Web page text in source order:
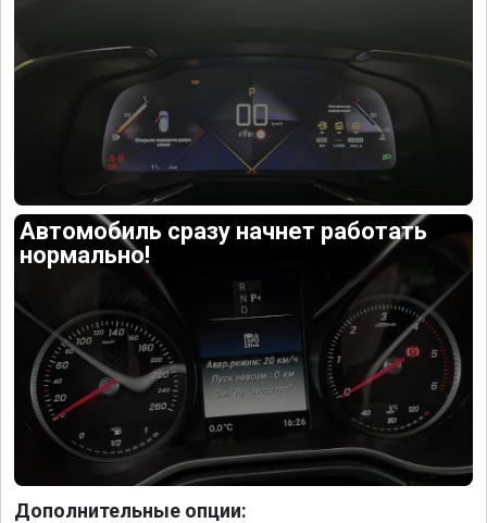
Автомобиль сразу начнет работать
нормально!
Дополнительные опции: